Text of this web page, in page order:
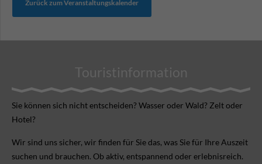
Zurück zum Veranstaltungskalender
Touristinformation
Sie können sich nicht ent­scheiden? Wasser oder Wald? Zelt oder
Hotel?
Wir sind uns sicher, wir finden für Sie das, was Sie für Ihre Aus­zeit
suchen und brauchen. Ob aktiv, ent­spannend oder erlebnis­reich.